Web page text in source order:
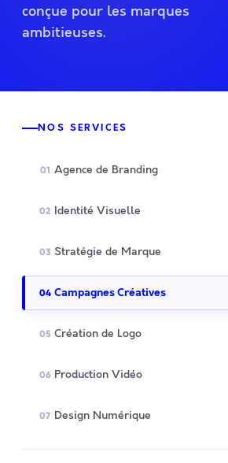
conçue pour les marques
ambitieuses.
NOS SERVICES
01 Agence de Branding
02 Identité Visuelle
03 Stratégie de Marque
04 Campagnes Créatives
05 Création de Logo
06 Production Vidéo
07 Design Numérique